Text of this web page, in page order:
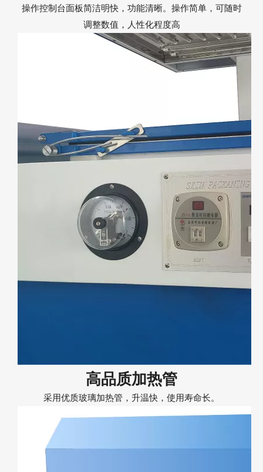
操作控制台面板简洁明快，功能清晰。操作简单，可随时
调整数值，人性化程度高
高品质加热管
采用优质玻璃加热管，升温快，使用寿命长。